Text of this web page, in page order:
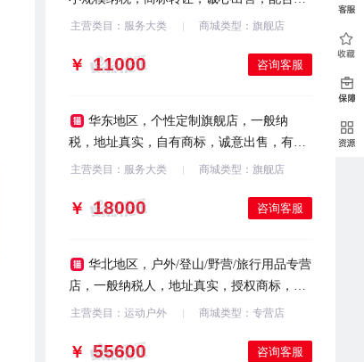
户，欢迎咨询
主营类目：服务大类 商城类型：旗舰店
￥ 咨询客服
华东地区，个性定制旗舰店，一般纳
税，地址真实，自有商标，诚意出售，有意
滴滴
主营类目：服务大类 商城类型：旗舰店
￥ 咨询客服
华北地区，户外/登山/野营/旅行用品专营
店，一般纳税人，地址真实，授权商标，诚
意出售，有意滴滴
主营类目：运动户外 商城类型：专营店
￥ 咨询客服